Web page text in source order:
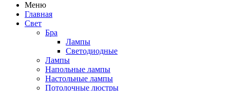
Меню
Главная
Свет
Бра
Лампы
Светодиодные
Лампы
Напольные лампы
Настольные лампы
Потолочные люстры